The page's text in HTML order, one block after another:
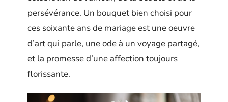
persévérance. Un bouquet bien choisi pour
ces soixante ans de mariage est une oeuvre
d’art qui parle, une ode à un voyage partagé,
et la promesse d’une affection toujours
florissante.